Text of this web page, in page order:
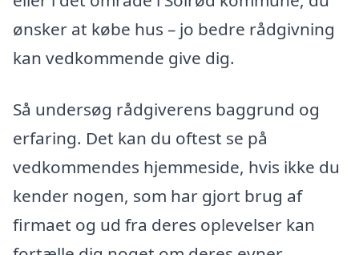
ønsker at købe hus – jo bedre rådgivning
kan vedkommende give dig.
Så undersøg rådgiverens baggrund og
erfaring. Det kan du oftest se på
vedkommendes hjemmeside, hvis ikke du
kender nogen, som har gjort brug af
firmaet og ud fra deres oplevelser kan